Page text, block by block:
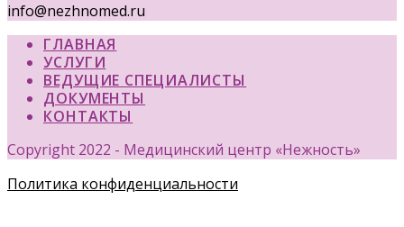
info@nezhnomed.ru
ГЛАВНАЯ
УСЛУГИ
ВЕДУЩИЕ СПЕЦИАЛИСТЫ
ДОКУМЕНТЫ
КОНТАКТЫ
Copyright 2022 - Медицинский центр «Нежность»
Политика конфиденциальности